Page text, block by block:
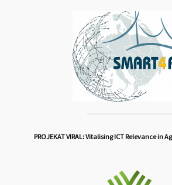
PROJEKAT VIRAL: Vitalising ICT Relevance in